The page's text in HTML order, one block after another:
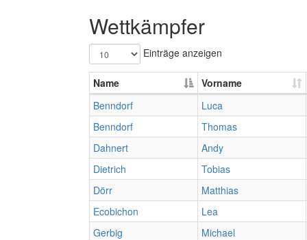
Wettkämpfer
Einträge anzeigen
Name
Vorname
Benndorf
Luca
Benndorf
Thomas
Dahnert
Andy
Dietrich
Tobias
Dörr
Matthias
Ecobichon
Lea
Gerbig
Michael